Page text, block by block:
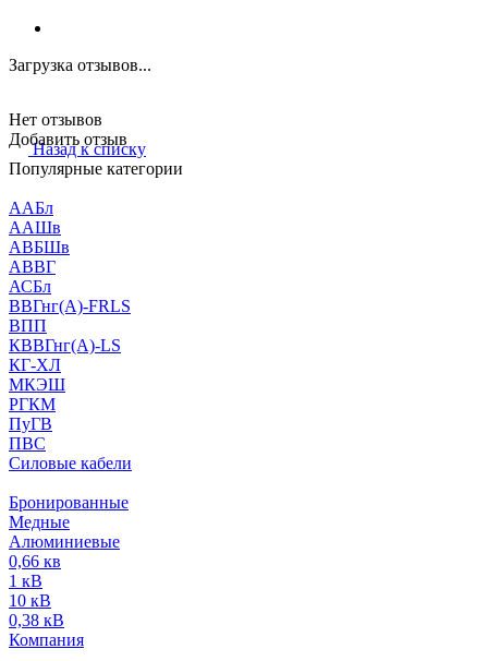
Загрузка отзывов...
Нет отзывов
Добавить отзыв
Назад к списку
Популярные категории
ААБл
ААШв
АВБШв
АВВГ
АСБл
ВВГнг(А)-FRLS
ВПП
КВВГнг(А)-LS
КГ-ХЛ
МКЭШ
РГКМ
ПуГВ
ПВС
Силовые кабели
Бронированные
Медные
Алюминиевые
0,66 кв
1 кВ
10 кВ
0,38 кВ
Компания